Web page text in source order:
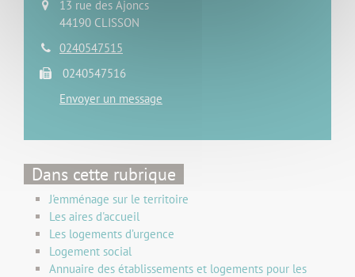
13 rue des Ajoncs
44190 CLISSON
0240547515
0240547516
Envoyer un message
Dans cette rubrique
J'emménage sur le territoire
Les aires d'accueil
Les logements d’urgence
Logement social
Annuaire des établissements et logements pour les